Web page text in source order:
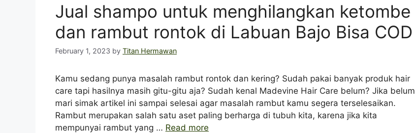
Jual shampo untuk menghilangkan ketombe
dan rambut rontok di Labuan Bajo Bisa COD
February 1, 2023 by Titan Hermawan
Kamu sedang punya masalah rambut rontok dan kering? Sudah pakai banyak produk hair
care tapi hasilnya masih gitu-gitu aja? Sudah kenal Madevine Hair Care belum? Jika belum
mari simak artikel ini sampai selesai agar masalah rambut kamu segera terselesaikan.
Rambut merupakan salah satu aset paling berharga di tubuh kita, karena jika kita
mempunyai rambut yang … Read more